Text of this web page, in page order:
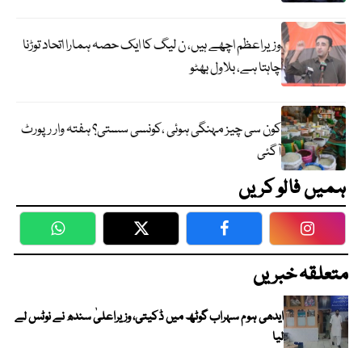
وزیراعظم اچھے ہیں، ن لیگ کا ایک حصہ ہمارا اتحاد توڑنا
چاہتا ہے، بلاول بھٹو
کون سی چیز مہنگی ہوئی ،کونسی سستی؟ ہفتہ وار رپورٹ
آگئی
ہمیں فالو کریں
WhatsApp Twitter Facebook
متعلقہ خبریں
ایدھی ہوم سہراب گوٹھ میں ڈکیتی، وزیراعلیٰ سندھ نے نوٹس لے
لیا